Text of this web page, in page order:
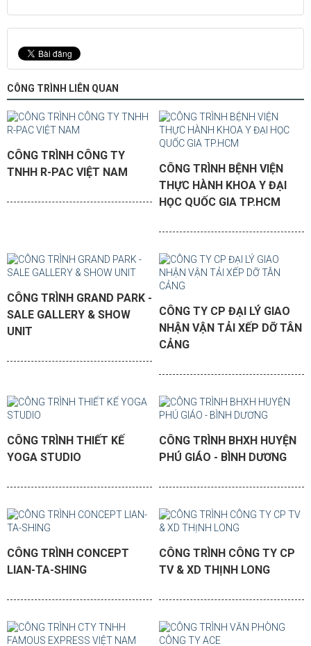
CÔNG TRÌNH LIÊN QUAN
CÔNG TRÌNH CÔNG TY
TNHH R-PAC VIỆT NAM
CÔNG TRÌNH BỆNH VIỆN
THỰC HÀNH KHOA Y ĐẠI
HỌC QUỐC GIA TP.HCM
CÔNG TRÌNH GRAND PARK -
SALE GALLERY & SHOW
UNIT
CÔNG TY CP ĐẠI LÝ GIAO
NHẬN VẬN TẢI XẾP DỠ TÂN
CẢNG
CÔNG TRÌNH THIẾT KẾ
YOGA STUDIO
CÔNG TRÌNH BHXH HUYỆN
PHÚ GIÁO - BÌNH DƯƠNG
CÔNG TRÌNH CONCEPT
LIAN-TA-SHING
CÔNG TRÌNH CÔNG TY CP
TV & XD THỊNH LONG